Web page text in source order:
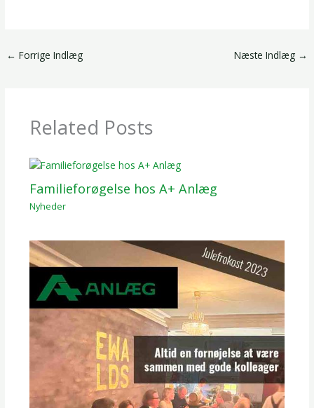
← Forrige Indlæg Næste Indlæg →
Related Posts
Familieforøgelse hos A+ Anlæg
Nyheder/ Af